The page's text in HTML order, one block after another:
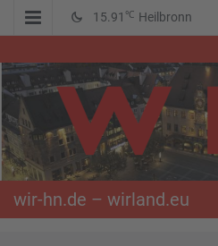
15.91 ℃ Heilbronn
wir-hn.de – wirland.eu